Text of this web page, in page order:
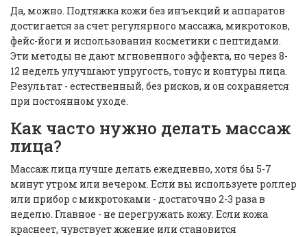
Да, можно. Подтяжка кожи без инъекций и аппаратов
достигается за счет регулярного массажа, микротоков,
фейс-йоги и использования косметики с пептидами.
Эти методы не дают мгновенного эффекта, но через 8-
12 недель улучшают упругость, тонус и контуры лица.
Результат - естественный, без рисков, и он сохраняется
при постоянном уходе.
Как часто нужно делать массаж
лица?
Массаж лица лучше делать ежедневно, хотя бы 5-7
минут утром или вечером. Если вы используете роллер
или прибор с микротоками - достаточно 2-3 раза в
неделю. Главное - не перегружать кожу. Если кожа
краснеет, чувствует жжение или становится